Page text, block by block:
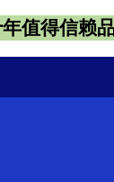
值得信赖